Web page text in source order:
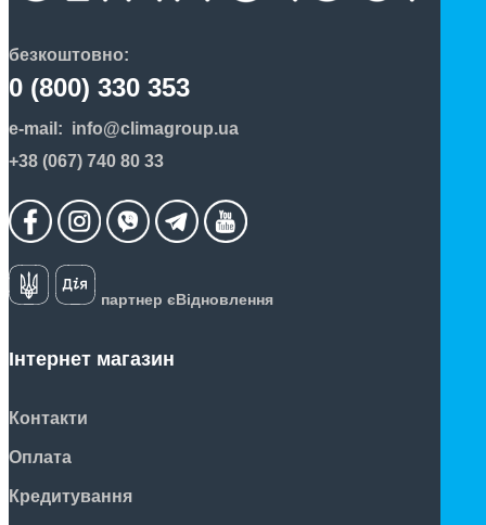
безкоштовно:
0 (800) 330 353
e-mail: info@climagroup.ua
+38 (067) 740 80 33
партнер єВідновлення
Інтернет магазин
Контакти
Оплата
Кредитування